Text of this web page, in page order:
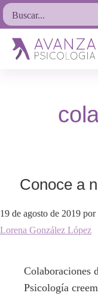
Saltar
a
navegación
Saltar
al
contenido
principal
Saltar
al
pie
Buscar...
Conoce a
19 de agosto de 2019 por
Lorena González López
Colaboraciones
Psicología